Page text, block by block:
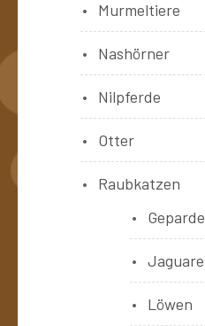
Murmeltiere
Nashörner
Nilpferde
Otter
Raubkatzen
Geparde
Jaguare
Löwen